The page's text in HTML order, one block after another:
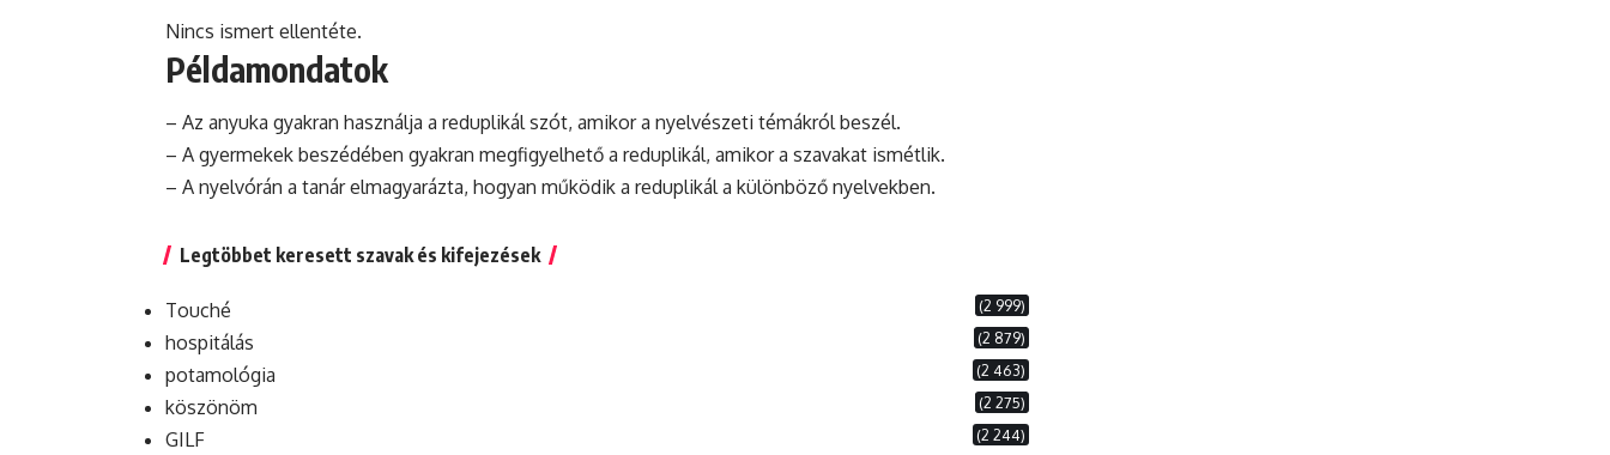
Nincs ismert ellentéte.
Példamondatok
– Az anyuka gyakran használja a reduplikál szót, amikor a nyelvészeti témákról beszél.
– A gyermekek beszédében gyakran megfigyelhető a reduplikál, amikor a szavakat ismétlik.
– A nyelvórán a tanár elmagyarázta, hogyan működik a reduplikál a különböző nyelvekben.
Legtöbbet keresett szavak és kifejezések
Touché (2 999)
hospitálás (2 879)
potamológia (2 463)
köszönöm (2 275)
GILF (2 244)